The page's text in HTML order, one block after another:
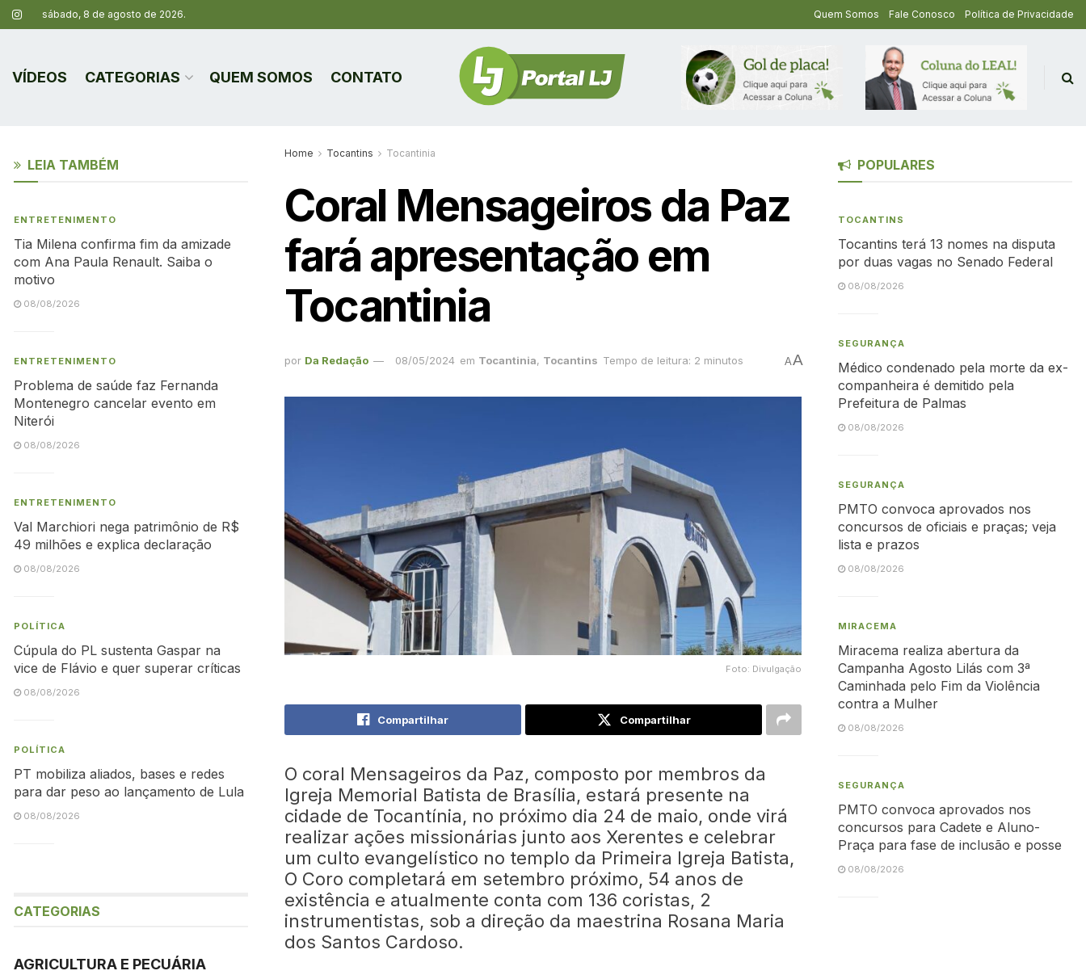
sábado, 8 de agosto de 2026. Quem Somos Fale Conosco Política de Privacidade
VÍDEOS CATEGORIAS QUEM SOMOS CONTATO
Home Tocantins Tocantinia
Coral Mensageiros da Paz
fará apresentação em
Tocantinia
por Da Redação 08/05/2024 em Tocantinia, Tocantins Tempo de leitura: 2 minutos AA
Foto: Divulgação
Compartilhar Compartilhar
O coral Mensageiros da Paz, composto por membros da
Igreja Memorial Batista de Brasília, estará presente na
cidade de Tocantínia, no próximo dia 24 de maio, onde virá
realizar ações missionárias junto aos Xerentes e celebrar
um culto evangelístico no templo da Primeira Igreja Batista,
O Coro completará em setembro próximo, 54 anos de
existência e atualmente conta com 136 coristas, 2
instrumentistas, sob a direção da maestrina Rosana Maria
dos Santos Cardoso.
LEIA TAMBÉM
ENTRETENIMENTO
Tia Milena confirma fim da amizade
com Ana Paula Renault. Saiba o
motivo
08/08/2026
ENTRETENIMENTO
Problema de saúde faz Fernanda
Montenegro cancelar evento em
Niterói
08/08/2026
ENTRETENIMENTO
Val Marchiori nega patrimônio de R$
49 milhões e explica declaração
08/08/2026
POLÍTICA
Cúpula do PL sustenta Gaspar na
vice de Flávio e quer superar críticas
08/08/2026
POLÍTICA
PT mobiliza aliados, bases e redes
para dar peso ao lançamento de Lula
08/08/2026
CATEGORIAS
AGRICULTURA E PECUÁRIA
POPULARES
TOCANTINS
Tocantins terá 13 nomes na disputa
por duas vagas no Senado Federal
08/08/2026
SEGURANÇA
Médico condenado pela morte da ex-
companheira é demitido pela
Prefeitura de Palmas
08/08/2026
SEGURANÇA
PMTO convoca aprovados nos
concursos de oficiais e praças; veja
lista e prazos
08/08/2026
MIRACEMA
Miracema realiza abertura da
Campanha Agosto Lilás com 3ª
Caminhada pelo Fim da Violência
contra a Mulher
08/08/2026
SEGURANÇA
PMTO convoca aprovados nos
concursos para Cadete e Aluno-
Praça para fase de inclusão e posse
08/08/2026